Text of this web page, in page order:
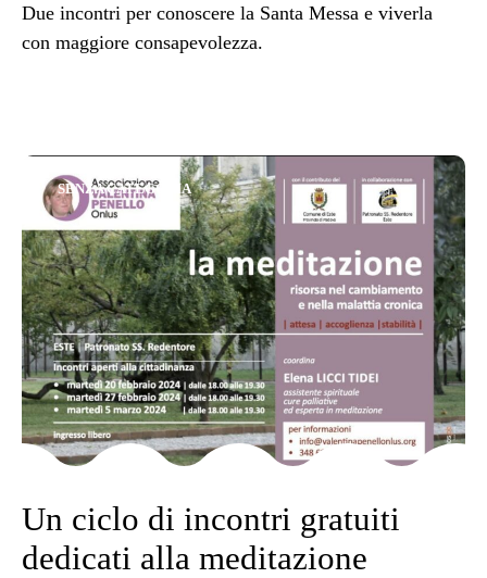
Due incontri per conoscere la Santa Messa e viverla
con maggiore consapevolezza.
Category
SENZA CATEGORIA
Un ciclo di incontri gratuiti
dedicati alla meditazione